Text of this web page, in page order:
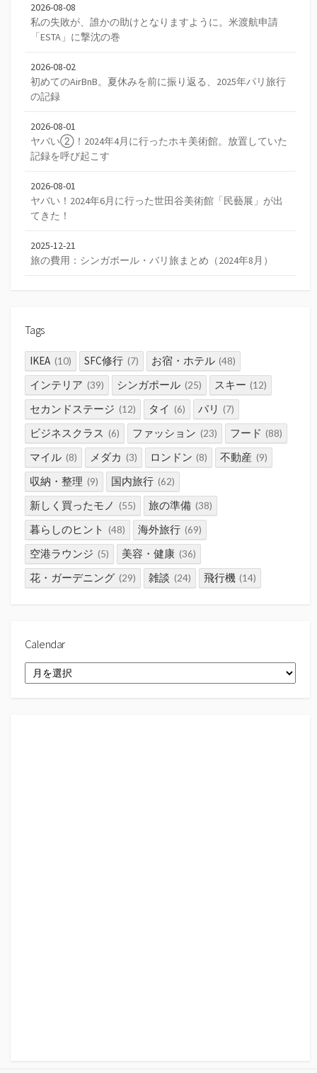
2026-08-08
私の失敗が、誰かの助けとなりますように。米渡航申請
「ESTA」に撃沈の巻
2026-08-02
初めてのAirBnB。夏休みを前に振り返る、2025年パリ旅行
の記録
2026-08-01
ヤバい②！2024年4月に行ったホキ美術館。放置していた
記録を呼び起こす
2026-08-01
ヤバい！2024年6月に行った世田谷美術館「民藝展」が出
てきた！
2025-12-21
旅の費用：シンガポール・バリ旅まとめ（2024年8月）
Tags
IKEA (10) SFC修行 (7) お宿・ホテル (48)
インテリア (39) シンガポール (25) スキー (12)
セカンドステージ (12) タイ (6) パリ (7)
ビジネスクラス (6) ファッション (23) フード (88)
マイル (8) メダカ (3) ロンドン (8) 不動産 (9)
収納・整理 (9) 国内旅行 (62)
新しく買ったモノ (55) 旅の準備 (38)
暮らしのヒント (48) 海外旅行 (69)
空港ラウンジ (5) 美容・健康 (36)
花・ガーデニング (29) 雑談 (24) 飛行機 (14)
Calendar
Calendar